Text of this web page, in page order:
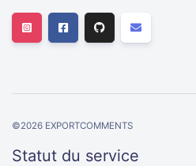
©2026 EXPORTCOMMENTS
Statut du service